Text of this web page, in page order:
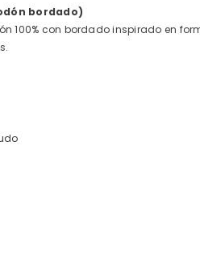
bordado)
100% con bordado inspirado en